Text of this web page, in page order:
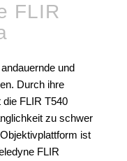
FLIR
und
Durch ihre
FLIR T540
zu schwer
ist
FLIR